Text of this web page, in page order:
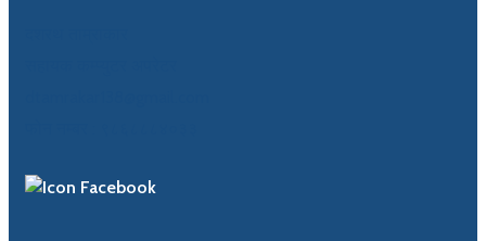
Facebook